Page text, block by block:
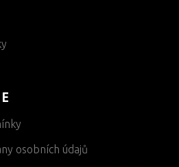
osobních údajů